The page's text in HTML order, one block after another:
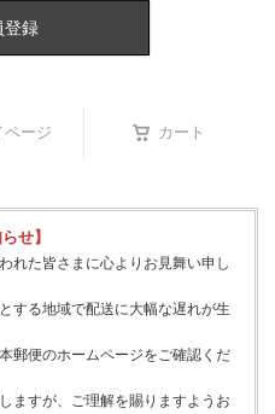
登録
ページ カート
せ】
れた皆さまに心よりお見舞い申し
する地域で配送に大幅な遅れが生
郵便のホームページをご確認くだ
ますが、ご理解を賜りますようお